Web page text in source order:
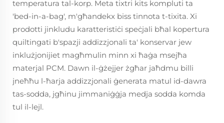
temperatura tal-korp. Meta tixtri kits kompluti ta
'bed-in-a-bag', m'għandekx biss tinnota t-tixita. Xi
prodotti jinkludu karatteristiċi speċjali bħal kopertura
quiltingati b'spazji addizzjonali ta' konservar jew
inklużjonijiet magħmulin minn xi ħaġa msejħa
materjal PCM. Dawn il-ġżejjer żgħar jaħdmu billi
jneħħu l-ħarja addizzjonali ġenerata matul id-dawra
tas-sodda, jgħinu jimmaniġġja medja sodda komda
tul il-lejl.